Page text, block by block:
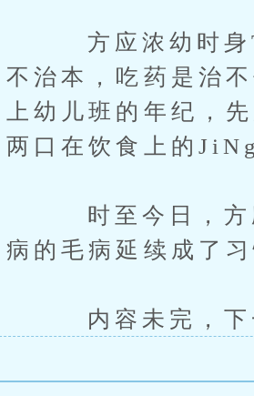
方应浓幼时身T
不治本，吃药是治
上幼儿班的年纪，
两口在饮食上的
时至今日，方应
病的毛病延续成了
内容未完，下